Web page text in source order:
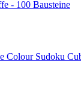
- 100 Bausteine
Colour Sudoku